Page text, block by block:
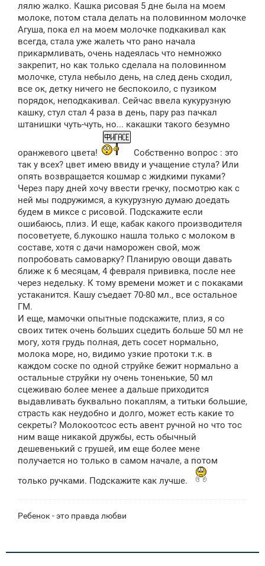
лялю жалко. Кашка рисовая 5 дне была на моем
молоке, потом стала делать на половинном молочке
Агуша, пока ел на моем молочке подкакивал как
всегда, стала уже жалеть что рано начала
прикармливать, очень надеялась что немножко
закрепит, но как только сделала на половинном
молочке, стула небыло день, на след день сходил,
все ок, детку ничего не беспокоило, с пузиком
порядок, неподкакивал. Сейчас ввела кукурузную
кашку, стул стал 4 раза в день, пару раз пачкал
штанишки чуть-чуть, но... какашки такого безумно
оранжевого цвета!
Собственно вопрос : это
так у всех? цвет имею ввиду и учащение стула? Или
опять возвращается кошмар с жидкими пуками?
Через пару дней хочу ввести гречку, посмотрю как с
ней мы подружимся, а кукурузную думаю доедать
будем в миксе с рисовой. Подскажите если
ошибаюсь, плиз. И еще, кабак какого производителя
посоветуете, б.лукошко нашла только с молоком в
составе, хотя с дачи наморожен свой, мож
попробовать самоварку? Планирую овощи давать
ближе к 6 месяцам, 4 февраля прививка, после нее
через недельку. К тому времени может и с покаками
устаканится. Кашу съедает 70-80 мл., все остальное
ГМ.
И еще, мамочки опытные подскажите, плиз, я со
своих титек очень больших сцедить больше 50 мл не
могу, хотя грудь полная, деть сосет нормально,
молока море, но, видимо узкие протоки т.к. в
каждом соске по одной струйке бежит нормально а
остальные струйки ну очень тоненькие, 50 мл
сцеживаю более менее а дальше приходится
выдавливать буквально покаплям, а титьки большие,
страсть как неудобно и долго, может есть какие то
секреты? Молокоотсос есть авент ручной но что тос
ним ваще никакой дружбы, есть обычный
дешевенький с грушей, им еще более мене
получается но только в самом начале, а потом
только ручками. Подскажите как лучше.
Ребенок - это правда любви